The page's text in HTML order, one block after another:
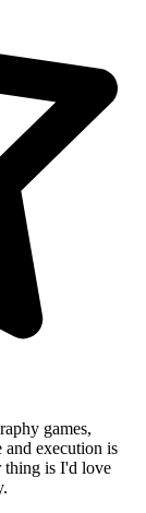
games,
and execution is
thing is I'd love